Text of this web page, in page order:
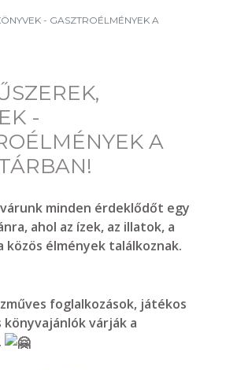
- GASZTROÉLMÉNYEK A
-
A
minden érdeklődőt egy
ahol az ízek, az illatok, a
közös élmények találkoznak.
foglalkozások, játékos
várják a